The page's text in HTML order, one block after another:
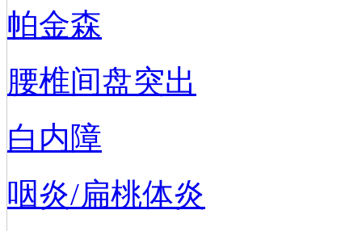
帕金森
腰椎间盘突出
白内障
咽炎/扁桃体炎